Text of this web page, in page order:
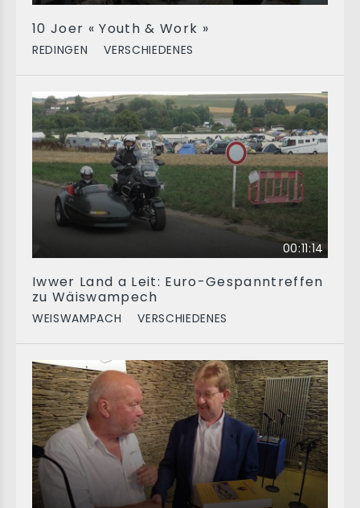
10 Joer « Youth & Work »
REDINGEN VERSCHIEDENES
00:11:14
Iwwer Land a Leit: Euro-Gespanntreffen
zu Wäiswampech
WEISWAMPACH VERSCHIEDENES